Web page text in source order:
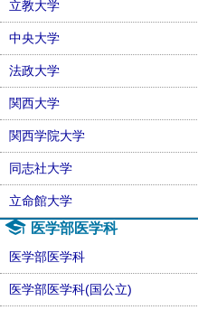
立教大学
中央大学
法政大学
関西大学
関西学院大学
同志社大学
立命館大学
医学部医学科
医学部医学科
医学部医学科(国公立)